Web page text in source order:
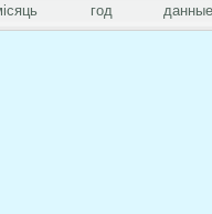
год данные